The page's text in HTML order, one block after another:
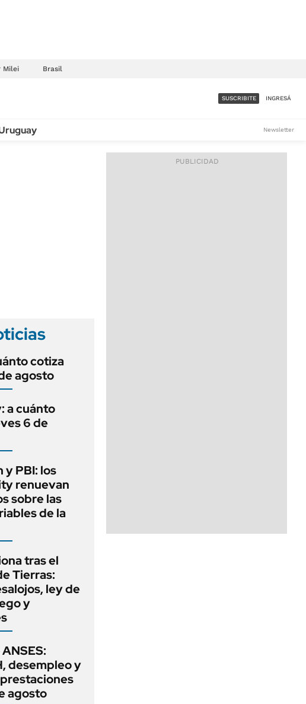
Milei Brasil
ACCESO FULL - $1.800/MES
SUSCRIBITE INGRESÁ
Newsletter
cotiza
agosto
a cuánto
6 de
y PBI: los
renuevan
sobre las
de la
tras el
Tierras:
ley de
y
desempleo y
agosto